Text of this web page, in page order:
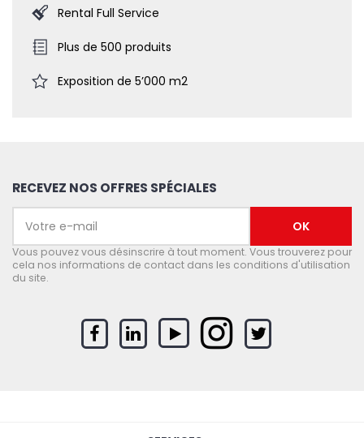
Rental Full Service
Plus de 500 produits
Exposition de 5’000 m2
RECEVEZ NOS OFFRES SPÉCIALES
Vous pouvez vous désinscrire à tout moment. Vous trouverez pour
cela nos informations de contact dans les conditions d'utilisation
du site.